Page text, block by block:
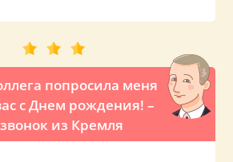
попросила меня
с Днем рождения! –
из Кремля